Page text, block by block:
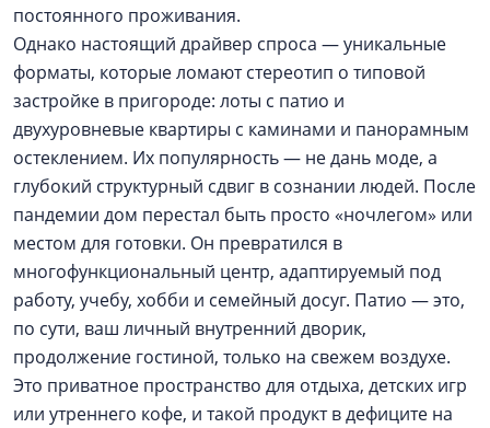
постоянного проживания.
Однако настоящий драйвер спроса — уникальные
форматы, которые ломают стереотип о типовой
застройке в пригороде: лоты с патио и
двухуровневые квартиры с каминами и панорамным
остеклением. Их популярность — не дань моде, а
глубокий структурный сдвиг в сознании людей. После
пандемии дом перестал быть просто «ночлегом» или
местом для готовки. Он превратился в
многофункциональный центр, адаптируемый под
работу, учебу, хобби и семейный досуг. Патио — это,
по сути, ваш личный внутренний дворик,
продолжение гостиной, только на свежем воздухе.
Это приватное пространство для отдыха, детских игр
или утреннего кофе, и такой продукт в дефиците на